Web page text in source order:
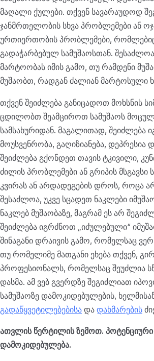
მაღალი ქულები. თქვენ სავარაუდოდ
ჯანმრთელობის სხვა პრობლემები ან
ურთიერთობის პრობლემები,
გადაჭარბებულ სამუშაოსთან.
მარტოობას იმის გამო, თუ რამდენი
მუშაობთ, რადგან ძალიან მარტოსული
თქვენ შეიძლება განიცადოთ მოხსნის
ცდილობთ შეამციროთ სამუშაოს
სამსახურიდან. მაგალითად, შეიძლება
მოუსვენრობა, გაღიზიანება,
შეიძლება გქონდეთ თავის ტკივილი,
ძილის პრობლემები ან გრიპის მსგავსი
კვირას ან არდადეგების დროს, როცა
შესაძლოა, უკვე სცადეთ ნაკლები
ნაკლებ მუშაობაზე, მაგრამ ეს არ
შეიძლება იგრძნოთ „იძულებული“
შინაგანი დრაივის გამო, რომელსაც
თუ რომელიმე მათგანი ეხება თქვენ,
პროფესიონალს, რომელსაც შეუძლია
დასმა. ამ ვებ გვერდზე შეგიძლიათ
სამუშაოზე დამოკიდებულების,
გადაწყვეტილებებისა და დახმარების
ათვლის წერტილის ზემოთ. პოტენციური
დამოკიდებულება.